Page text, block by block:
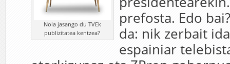
Nola jasango du TVEk
publizitatea kentzea?
prefosta. Edo
da: nik zerbait
espainiar